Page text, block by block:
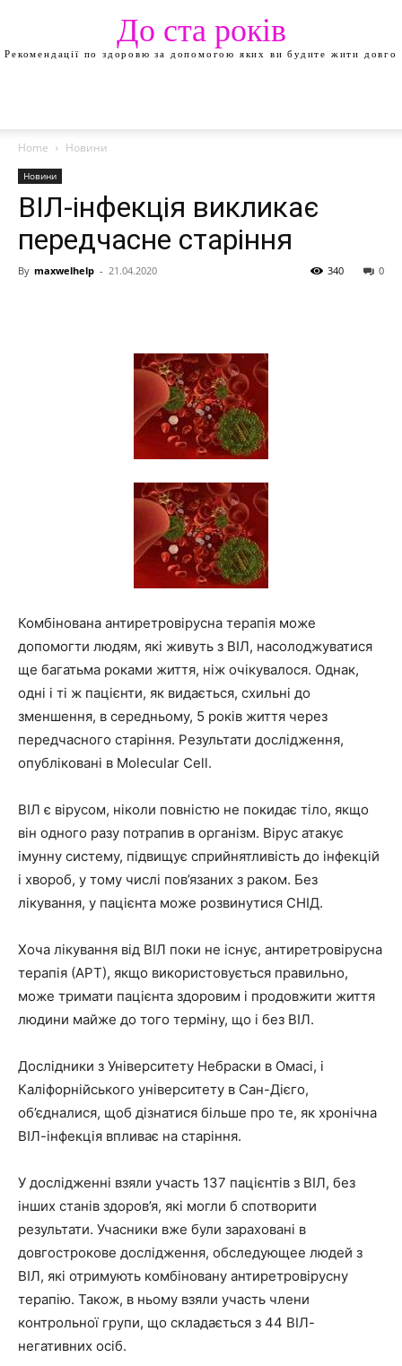
До ста років
Рекомендації по здоровю за допомогою яких ви будите жити довго
Home Новини
Новини
ВІЛ-інфекція викликає
передчасне старіння
By maxwelhelp - 21.04.2020 0
340
Комбінована антиретровірусна терапія може
допомогти людям, які живуть з ВІЛ, насолоджуватися
ще багатьма роками життя, ніж очікувалося. Однак,
одні і ті ж пацієнти, як видається, схильні до
зменшення, в середньому, 5 років життя через
передчасного старіння. Результати дослідження,
опубліковані в Molecular Cell.
ВІЛ є вірусом, ніколи повністю не покидає тіло, якщо
він одного разу потрапив в організм. Вірус атакує
імунну систему, підвищує сприйнятливість до інфекцій
і хвороб, у тому числі пов’язаних з раком. Без
лікування, у пацієнта може розвинутися СНІД.
Хоча лікування від ВІЛ поки не існує, антиретровірусна
терапія (АРТ), якщо використовується правильно,
може тримати пацієнта здоровим і продовжити життя
людини майже до того терміну, що і без ВІЛ.
Дослідники з Університету Небраски в Омасі, і
Каліфорнійського університету в Сан-Дієго,
об’єдналися, щоб дізнатися більше про те, як хронічна
ВІЛ-інфекція впливає на старіння.
У дослідженні взяли участь 137 пацієнтів з ВІЛ, без
інших станів здоров’я, які могли б спотворити
результати. Учасники вже були зараховані в
довгострокове дослідження, обследующее людей з
ВІЛ, які отримують комбіновану антиретровірусну
терапію. Також, в ньому взяли участь члени
контрольної групи, що складається з 44 ВІЛ-
негативних осіб.